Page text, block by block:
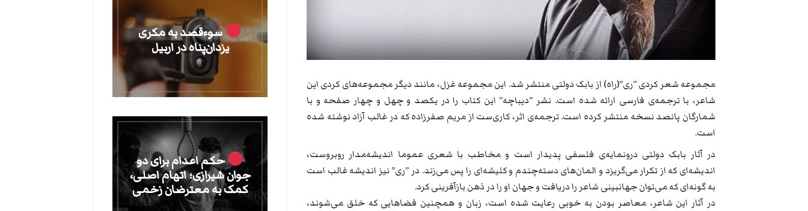
مجموعه شعر کردی ”ری”(راه) از بابک دولتی منتشر شد. این مجموعه غزل، مانند دیگر مجموعه‌های کردی این
شاعر، با ترجمه‌ی فارسی ارائه شده است. نشر ”دیباچه” این کتاب را در یکصد و چهل و چهار صفحه و با
شمارگان پانصد نسخه منتشر کرده است. ترجمه‌ی اثر، کاری‌ست از مریم صفرزاده که در غالب آزاد نوشته شده
است.
در آثار بابک دولتی درونمایه‌ی فلسفی پدیدار است و مخاطب با شعری عموما اندیشه‌مدار روبروست،
اندیشه‌ای که از تکرار می‌گریزد و المان‌های دسته‌چندم و کلیشه‌ای را پس می‌زند. در ”ری” نیز اندیشه غالب است
به گونه‌ای که می‌توان جهانبینی شاعر را دریافت و جهان او را در ذهن بازآفرینی کرد.
در آثار این شاعر، معاصر بودن به خوبی رعایت شده است، زبان و همچنین فضاهایی که خلق می‌شوند،
سوءقصد به مکری
یزدان‌پناه در اربیل
حکم اعدام برای دو
جوان شیرازی؛ اتهام اصلی،
کمک به معترضان زخمی